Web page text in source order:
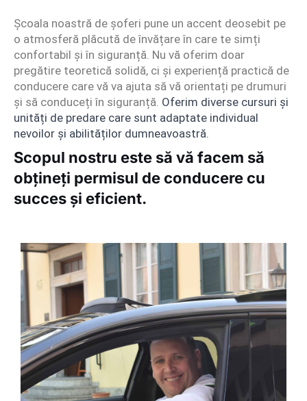
Școala noastră de șoferi pune un accent deosebit pe
o atmosferă plăcută de învățare în care te simți
confortabil și în siguranță. Nu vă oferim doar
pregătire teoretică solidă, ci și experiență practică de
conducere care vă va ajuta să vă orientați pe drumuri
și să conduceți în siguranță. Oferim diverse cursuri și
unități de predare care sunt adaptate individual
nevoilor și abilităților dumneavoastră.
Scopul nostru este să vă facem să
obțineți permisul de conducere cu
succes și eficient.